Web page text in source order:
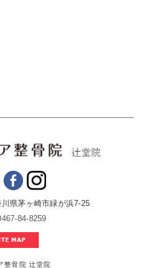
県茅ヶ崎市緑が浜7-25
84-8259
MAP
整骨院 辻堂院